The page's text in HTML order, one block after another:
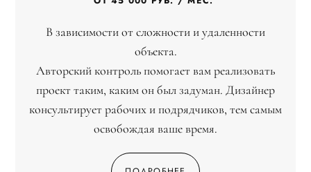
В зависимости от сложности и удаленности
объекта.
Авторский контроль помогает вам реализовать
проект таким, каким он был задуман. Дизайнер
консультирует рабочих и подрядчиков, тем самым
освобождая ваше время.